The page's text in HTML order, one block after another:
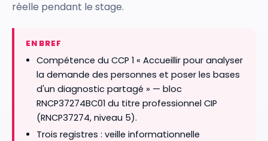
réelle pendant le stage.
EN BREF
Compétence du CCP 1 « Accueillir pour analyser
la demande des personnes et poser les bases
d'un diagnostic partagé » — bloc
RNCP37274BC01 du titre professionnel CIP
(RNCP37274, niveau 5).
Trois registres : veille informationnelle